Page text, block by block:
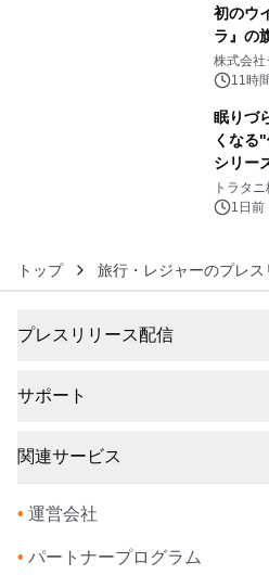
初のウ
ラ』の
生 バカ
没入型
株式会社
11時
眠りづ
くなる
シリー
トラタ
1日前
トップ 旅行・レジャーのプレ
プレスリリース配信
サポート
関連サービス
• 運営会社
• パートナープログラム